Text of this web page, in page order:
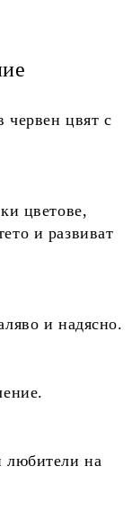
червен цвят с
цветове,
и развиват
и надясно.
любители на